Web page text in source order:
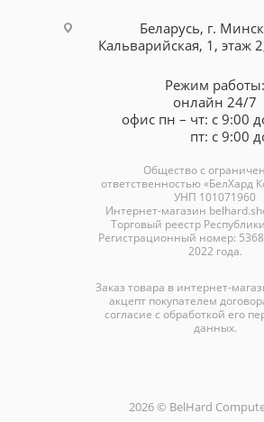
Беларусь, г.
Кальварийская, 1, этаж
Режим работы:
онлайн 24/7
офис пн – чт: с 9:00
пт: с 9:00
Общество с
ответственностью «БелХард
УНП 101071960
Интернет-магазин
Торговый реестр
Регистрационный номер:
2022 года.
Заказ товара в интернет-
акцепт покупателем
согласие с обработкой его
данных.
2026 © BelHard